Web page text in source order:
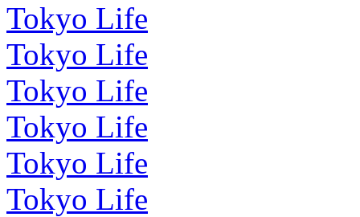
Tokyo Life
Tokyo Life
Tokyo Life
Tokyo Life
Tokyo Life
Tokyo Life